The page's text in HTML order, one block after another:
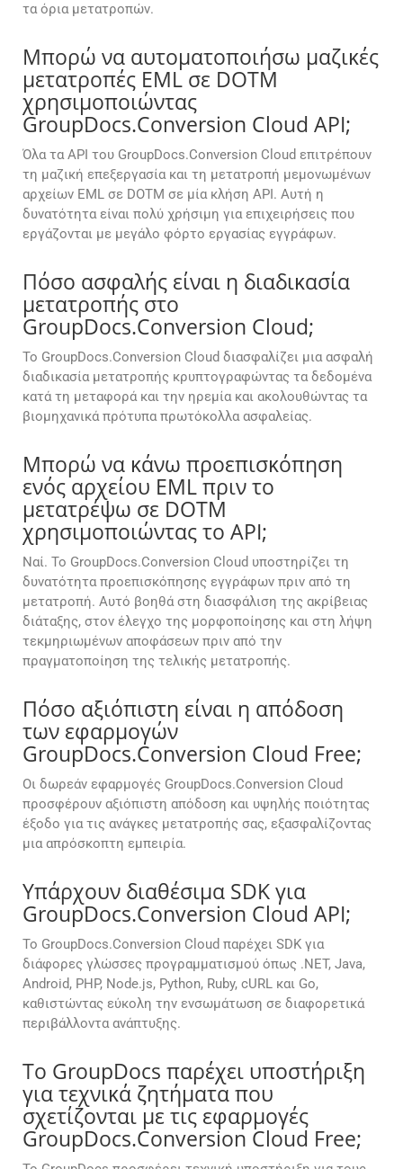
τα όρια μετατροπών.
Μπορώ να αυτοματοποιήσω μαζικές
μετατροπές EML σε DOTM
χρησιμοποιώντας
GroupDocs.Conversion Cloud API;
Όλα τα API του GroupDocs.Conversion Cloud επιτρέπουν
τη μαζική επεξεργασία και τη μετατροπή μεμονωμένων
αρχείων EML σε DOTM σε μία κλήση API. Αυτή η
δυνατότητα είναι πολύ χρήσιμη για επιχειρήσεις που
εργάζονται με μεγάλο φόρτο εργασίας εγγράφων.
Πόσο ασφαλής είναι η διαδικασία
μετατροπής στο
GroupDocs.Conversion Cloud;
Το GroupDocs.Conversion Cloud διασφαλίζει μια ασφαλή
διαδικασία μετατροπής κρυπτογραφώντας τα δεδομένα
κατά τη μεταφορά και την ηρεμία και ακολουθώντας τα
βιομηχανικά πρότυπα πρωτόκολλα ασφαλείας.
Μπορώ να κάνω προεπισκόπηση
ενός αρχείου EML πριν το
μετατρέψω σε DOTM
χρησιμοποιώντας το API;
Ναί. Το GroupDocs.Conversion Cloud υποστηρίζει τη
δυνατότητα προεπισκόπησης εγγράφων πριν από τη
μετατροπή. Αυτό βοηθά στη διασφάλιση της ακρίβειας
διάταξης, στον έλεγχο της μορφοποίησης και στη λήψη
τεκμηριωμένων αποφάσεων πριν από την
πραγματοποίηση της τελικής μετατροπής.
Πόσο αξιόπιστη είναι η απόδοση
των εφαρμογών
GroupDocs.Conversion Cloud Free;
Οι δωρεάν εφαρμογές GroupDocs.Conversion Cloud
προσφέρουν αξιόπιστη απόδοση και υψηλής ποιότητας
έξοδο για τις ανάγκες μετατροπής σας, εξασφαλίζοντας
μια απρόσκοπτη εμπειρία.
Υπάρχουν διαθέσιμα SDK για
GroupDocs.Conversion Cloud API;
Το GroupDocs.Conversion Cloud παρέχει SDK για
διάφορες γλώσσες προγραμματισμού όπως .NET, Java,
Android, PHP, Node.js, Python, Ruby, cURL και Go,
καθιστώντας εύκολη την ενσωμάτωση σε διαφορετικά
περιβάλλοντα ανάπτυξης.
Το GroupDocs παρέχει υποστήριξη
για τεχνικά ζητήματα που
σχετίζονται με τις εφαρμογές
GroupDocs.Conversion Cloud Free;